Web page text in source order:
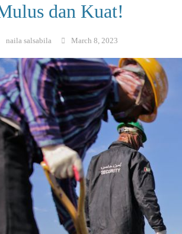
dan Kuat!
naila salsabila March 8, 2023